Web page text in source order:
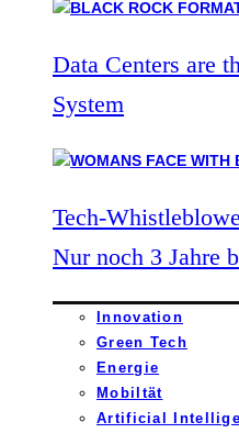
Data Centers are
System
Tech-
Nur noch 3 Jahre
Innovation
Green Tech
Energie
Mobiltät
Artificial